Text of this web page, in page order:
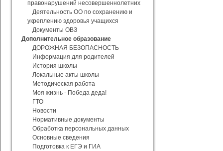
правонарушений несовершеннолетних
Деятельность ОО по сохранению и
укреплению здоровья учащихся
Документы ОВЗ
Дополнительное образование
ДОРОЖНАЯ БЕЗОПАСНОСТЬ
Информация для родителей
История школы
Локальные акты школы
Методическая работа
Моя жизнь - Победа деда!
ГТО
Новости
Нормативные документы
Обработка персональных данных
Основные сведения
Подготовка к ЕГЭ и ГИА